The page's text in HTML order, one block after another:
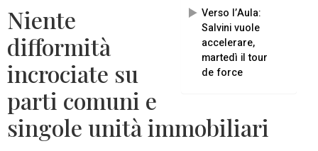
Verso l’Aula:
Salvini vuole
accelerare,
martedì il tour
de force
Niente
difformità
incrociate su
parti comuni e
singole unità immobiliari